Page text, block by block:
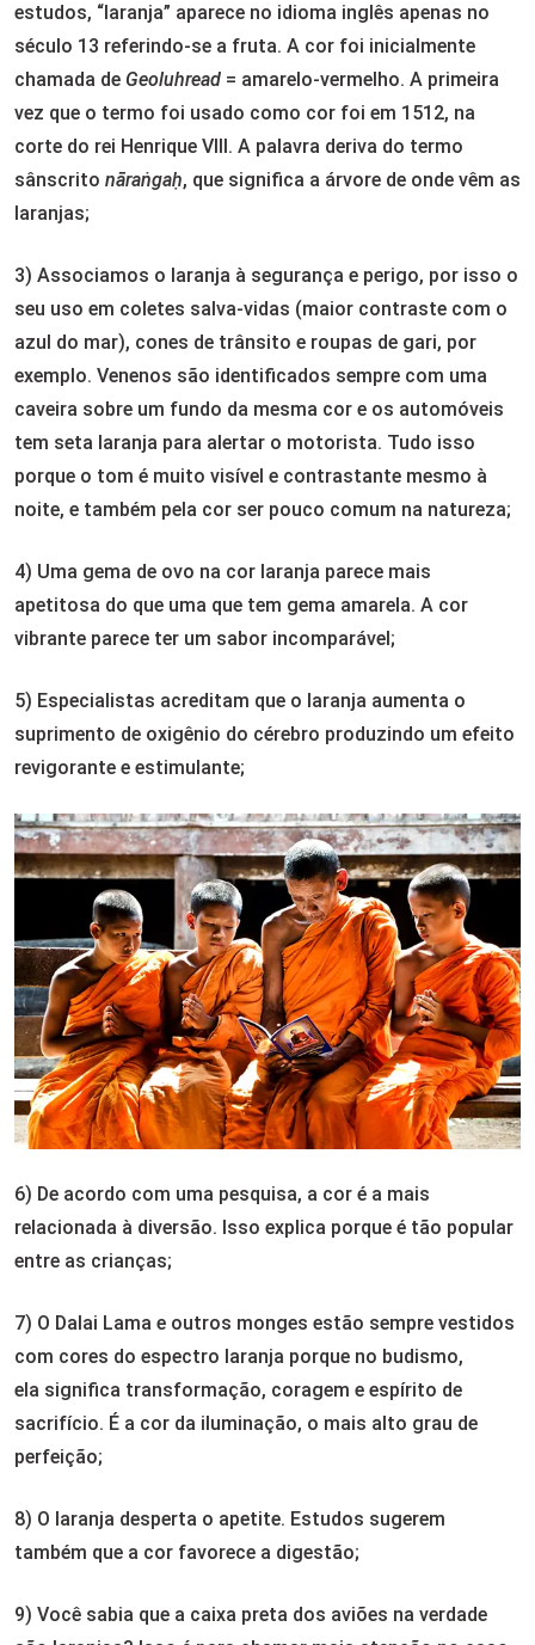
estudos, “laranja” aparece no idioma inglês apenas no
século 13 referindo-se a fruta. A cor foi inicialmente
chamada de Geoluhread = amarelo-vermelho. A primeira
vez que o termo foi usado como cor foi em 1512, na
corte do rei Henrique VIII. A palavra deriva do termo
sânscrito nāraṅgaḥ, que significa a árvore de onde vêm as
laranjas;
3) Associamos o laranja à segurança e perigo, por isso o
seu uso em coletes salva-vidas (maior contraste com o
azul do mar), cones de trânsito e roupas de gari, por
exemplo. Venenos são identificados sempre com uma
caveira sobre um fundo da mesma cor e os automóveis
tem seta laranja para alertar o motorista. Tudo isso
porque o tom é muito visível e contrastante mesmo à
noite, e também pela cor ser pouco comum na natureza;
4) Uma gema de ovo na cor laranja parece mais
apetitosa do que uma que tem gema amarela. A cor
vibrante parece ter um sabor incomparável;
5) Especialistas acreditam que o laranja aumenta o
suprimento de oxigênio do cérebro produzindo um efeito
revigorante e estimulante;
6) De acordo com uma pesquisa, a cor é a mais
relacionada à diversão. Isso explica porque é tão popular
entre as crianças;
7) O Dalai Lama e outros monges estão sempre vestidos
com cores do espectro laranja porque no budismo,
ela significa transformação, coragem e espírito de
sacrifício. É a cor da iluminação, o mais alto grau de
perfeição;
8) O laranja desperta o apetite. Estudos sugerem
também que a cor favorece a digestão;
9) Você sabia que a caixa preta dos aviões na verdade